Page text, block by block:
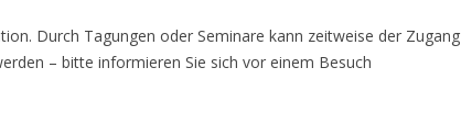
Durch Tagungen oder Seminare kann zeitweise der Zugang
– bitte informieren Sie sich vor einem Besuch